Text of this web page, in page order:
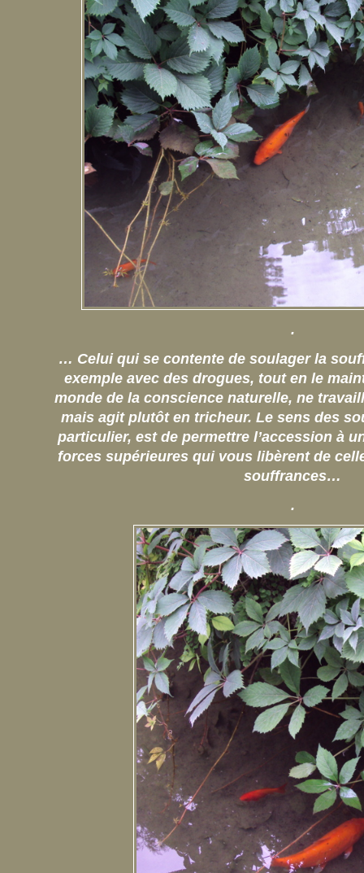
.
… Celui qui se contente de soulager la
exemple avec des drogues, tout en le
monde de la conscience naturelle, ne
mais agit plutôt en tricheur. Le sens des
particulier, est de permettre l’accession à
forces supérieures qui vous libèrent de
souffrances…
.